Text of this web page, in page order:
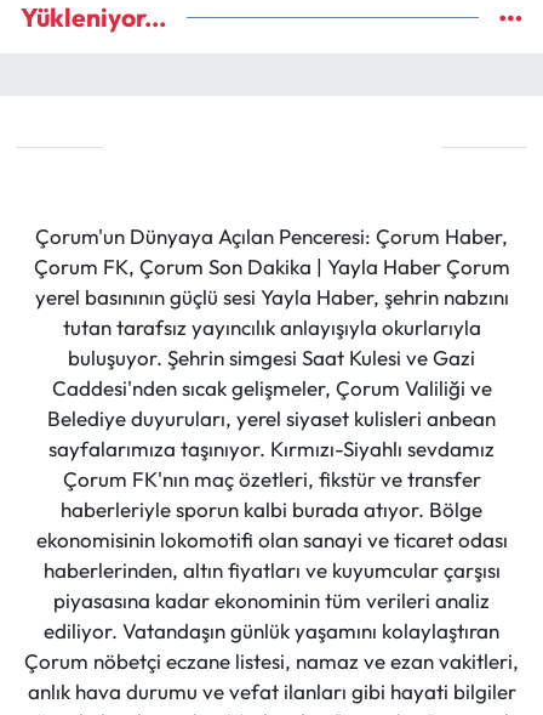
Yükleniyor...
Çorum'un Dünyaya Açılan Penceresi: Çorum Haber,
Çorum FK, Çorum Son Dakika | Yayla Haber Çorum
yerel basınının güçlü sesi Yayla Haber, şehrin nabzını
tutan tarafsız yayıncılık anlayışıyla okurlarıyla
buluşuyor. Şehrin simgesi Saat Kulesi ve Gazi
Caddesi'nden sıcak gelişmeler, Çorum Valiliği ve
Belediye duyuruları, yerel siyaset kulisleri anbean
sayfalarımıza taşınıyor. Kırmızı-Siyahlı sevdamız
Çorum FK'nın maç özetleri, fikstür ve transfer
haberleriyle sporun kalbi burada atıyor. Bölge
ekonomisinin lokomotifi olan sanayi ve ticaret odası
haberlerinden, altın fiyatları ve kuyumcular çarşısı
piyasasına kadar ekonominin tüm verileri analiz
ediliyor. Vatandaşın günlük yaşamını kolaylaştıran
Çorum nöbetçi eczane listesi, namaz ve ezan vakitleri,
anlık hava durumu ve vefat ilanları gibi hayati bilgiler